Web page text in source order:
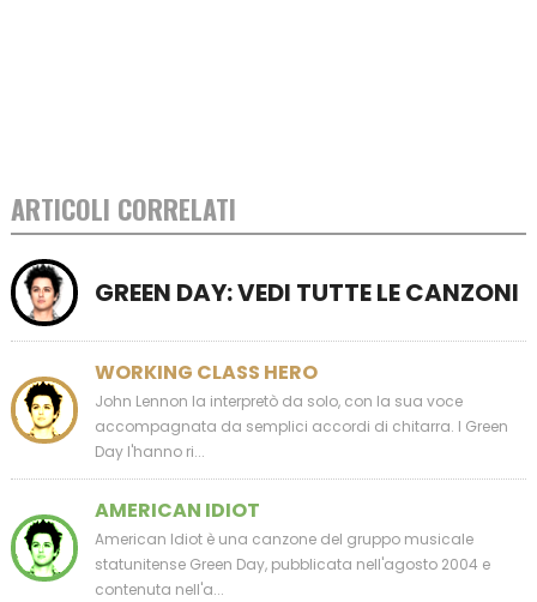
ARTICOLI CORRELATI
GREEN DAY: VEDI TUTTE LE CANZONI
WORKING CLASS HERO
John Lennon la interpretò da solo, con la sua voce
accompagnata da semplici accordi di chitarra. I Green
Day l'hanno ri...
AMERICAN IDIOT
American Idiot è una canzone del gruppo musicale
statunitense Green Day, pubblicata nell'agosto 2004 e
contenuta nell'a...